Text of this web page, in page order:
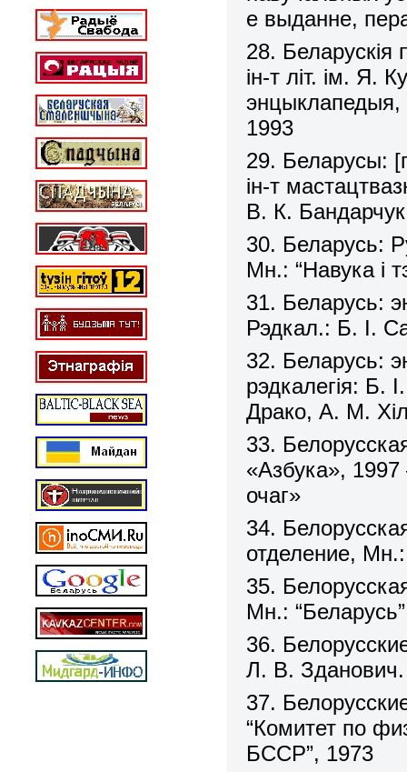
е выданне,
28. Беларускія
ін-т літ. ім. Я.
1993
29. Беларусы:
ін-т
В. К.
30. Беларусь:
Мн.: “Навука і
31. Беларусь:
Рэдкал.: Б. І.
32. Беларусь:
рэдкалегія: Б.
Драко, А. М.
33.
«Азбука»,
очаг»
34.
отделение,
35.
Мн.:
36.
Л. В.
37.
“Комитет по
БССР”, 1973